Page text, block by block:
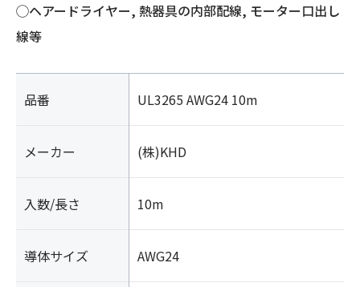
◯ヘアードライヤー, 熱器具の内部配線, モーター口出し
線等
品番 UL3265 AWG24 10m
メーカー (株)KHD
入数/長さ 10m
導体サイズ AWG24